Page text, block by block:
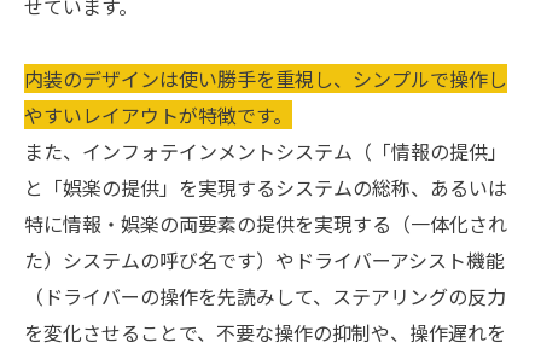
内装のデザインは使い勝手を重視し、シンプルで操作し
やすいレイアウトが特徴です。
また、インフォテインメントシステム（「情報の提供」
と「娯楽の提供」を実現するシステムの総称、あるいは
特に情報・娯楽の両要素の提供を実現する（一体化され
た）システムの呼び名です）やドライバーアシスト機能
（ドライバーの操作を先読みして、ステアリングの反力
を変化させることで、不要な操作の抑制や、操作遅れを